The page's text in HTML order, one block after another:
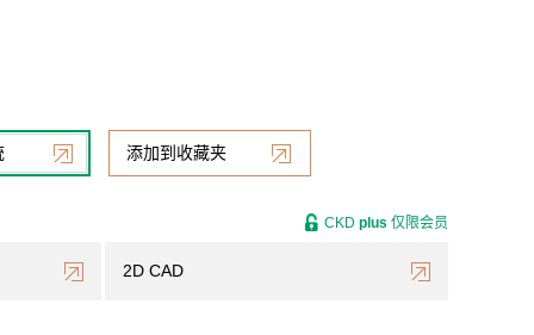
添加到收藏夹
2D CAD
CKD plus 仅限会员